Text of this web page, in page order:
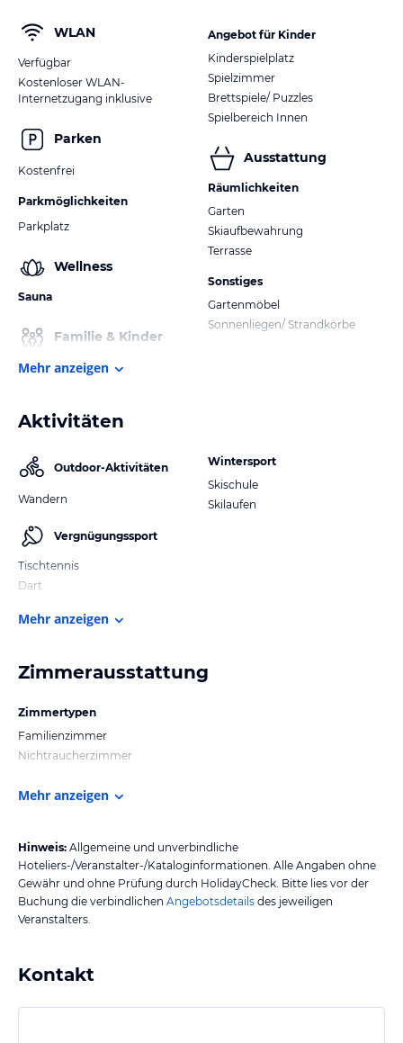
WLAN
Verfügbar
Kostenloser WLAN-
Internetzugang inklusive
Parken
Kostenfrei
Parkmöglichkeiten
Parkplatz
Wellness
Sauna
Familie & Kinder
Angebot für Kinder
Kinderspielplatz
Spielzimmer
Brettspiele/ Puzzles
Spielbereich Innen
Ausstattung
Räumlichkeiten
Garten
Skiaufbewahrung
Terrasse
Sonstiges
Gartenmöbel
Sonnenliegen/ Strandkörbe
Mehr anzeigen
Aktivitäten
Outdoor-Aktivitäten
Wandern
Vergnügungssport
Tischtennis
Dart
Wintersport
Skischule
Skilaufen
Mehr anzeigen
Zimmerausstattung
Zimmertypen
Familienzimmer
Nichtraucherzimmer
Mehr anzeigen
Hinweis: Allgemeine und unverbindliche
Hoteliers-/Veranstalter-/Kataloginformationen. Alle Angaben ohne
Gewähr und ohne Prüfung durch HolidayCheck. Bitte lies vor der
Buchung die verbindlichen Angebotsdetails des jeweiligen
Veranstalters.
Kontakt